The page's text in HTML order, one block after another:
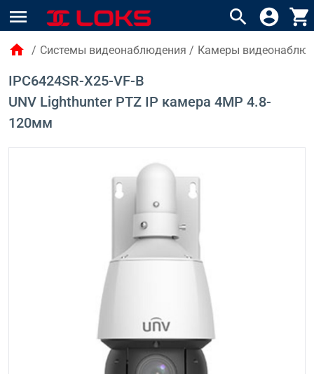
menu search account_circle shopping_cart
home / Системы видеонаблюдения / Камеры
IPC6424SR-X25-VF-B
UNV Lighthunter PTZ IP камера 4MP 4.8-
120мм